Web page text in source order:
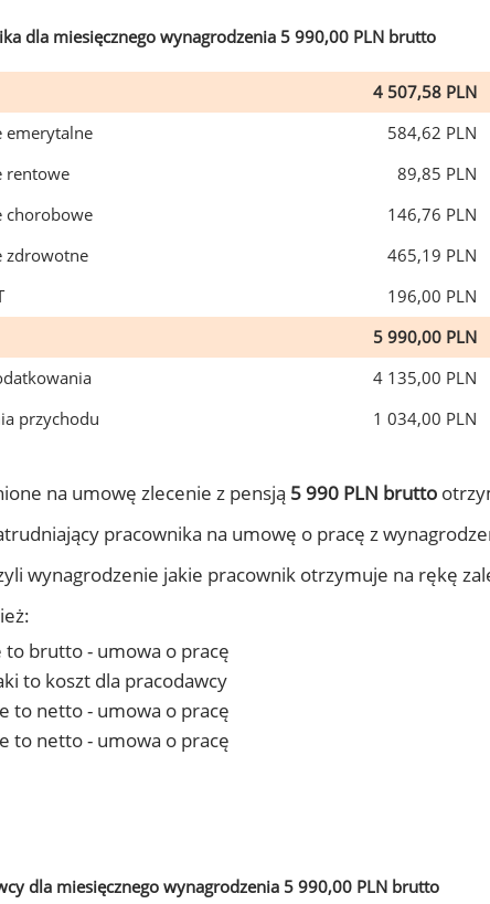
dla miesięcznego wynagrodzenia 5 990,00 PLN brutto
4 507,58 PLN
emerytalne
584,62 PLN
rentowe
89,85 PLN
chorobowe
146,76 PLN
zdrowotne
465,19 PLN
196,00 PLN
5 990,00 PLN
4 135,00 PLN
przychodu
1 034,00 PLN
na umowę zlecenie z pensją 5 990 PLN brutto
pracownika na umowę o pracę z
wynagrodzenie jakie pracownik otrzymuje na rękę
brutto - umowa o pracę
to koszt dla pracodawcy
to netto - umowa o pracę
to netto - umowa o pracę
dla miesięcznego wynagrodzenia 5 990,00 PLN brutto